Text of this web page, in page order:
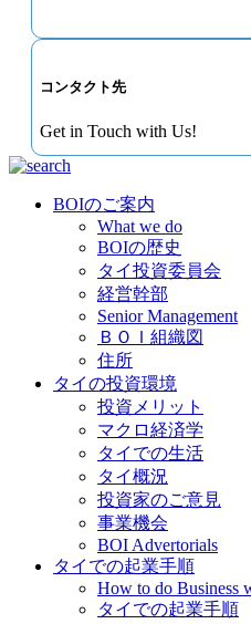
コンタクト先
Get in Touch with Us!
BOIのご案内
What we do
BOIの歴史
タイ投資委員会
経営幹部
Senior Management
ＢＯＩ組織図
住所
タイの投資環境
投資メリット
マクロ経済学
タイでの生活
タイ概況
投資家のご意見
事業機会
BOI Advertorials
タイでの起業手順
How to do Business
タイでの起業手順